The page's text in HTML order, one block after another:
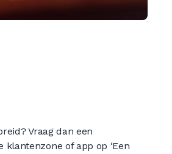
Vraag dan een
of app op ‘Een